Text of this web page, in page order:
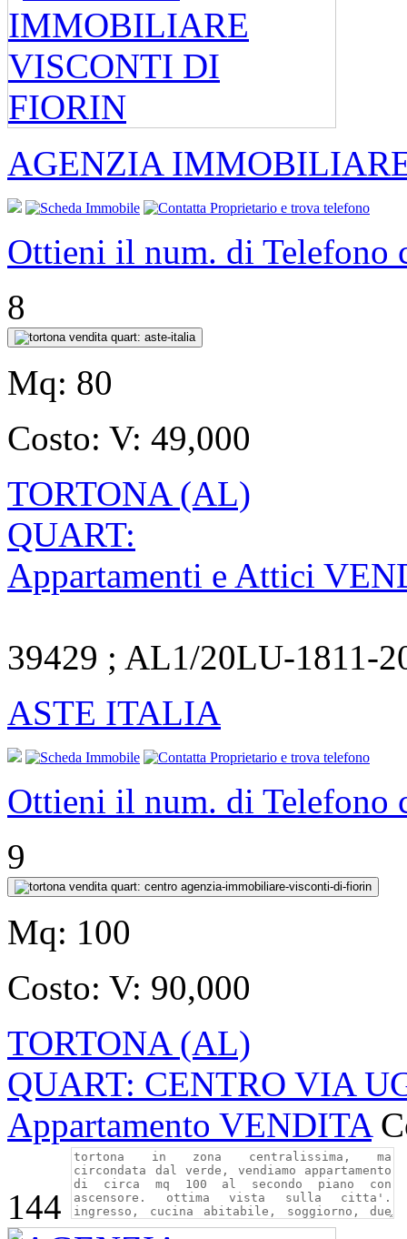
AGENZIA
Ottieni il num. di Telefono
8
Mq: 80
Costo: V: 49,000
TORTONA (AL)
QUART:
Appartamenti e Attici
39429 ; AL1/20LU-1811-
ASTE ITALIA
Ottieni il num. di Telefono
9
Mq: 100
Costo: V: 90,000
TORTONA (AL)
QUART: CENTRO VIA
Appartamento VENDITA
144